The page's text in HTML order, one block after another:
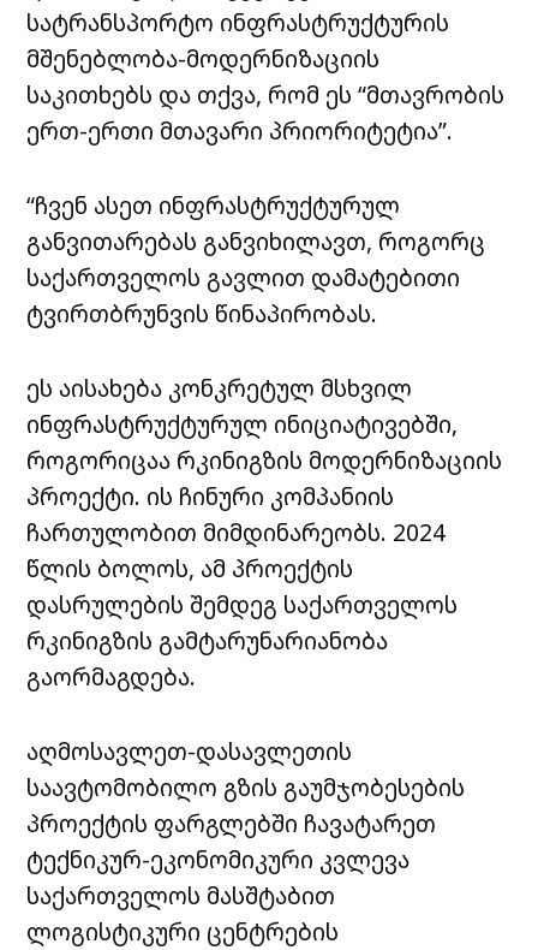
სატრანსპორტო ინფრასტრუქტურის
მშენებლობა-მოდერნიზაციის
საკითხებს და თქვა, რომ ეს “მთავრობის
ერთ-ერთი მთავარი პრიორიტეტია”.
“ჩვენ ასეთ ინფრასტრუქტურულ
განვითარებას განვიხილავთ, როგორც
საქართველოს გავლით დამატებითი
ტვირთბრუნვის წინაპირობას.
ეს აისახება კონკრეტულ მსხვილ
ინფრასტრუქტურულ ინიციატივებში,
როგორიცაა რკინიგზის მოდერნიზაციის
პროექტი. ის ჩინური კომპანიის
ჩართულობით მიმდინარეობს. 2024
წლის ბოლოს, ამ პროექტის
დასრულების შემდეგ საქართველოს
რკინიგზის გამტარუნარიანობა
გაორმაგდება.
აღმოსავლეთ-დასავლეთის
საავტომობილო გზის გაუმჯობესების
პროექტის ფარგლებში ჩავატარეთ
ტექნიკურ-ეკონომიკური კვლევა
საქართველოს მასშტაბით
ლოგისტიკური ცენტრების